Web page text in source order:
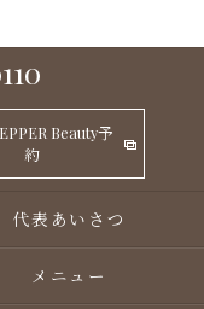
Beauty予
約
代表あいさつ
メニュー